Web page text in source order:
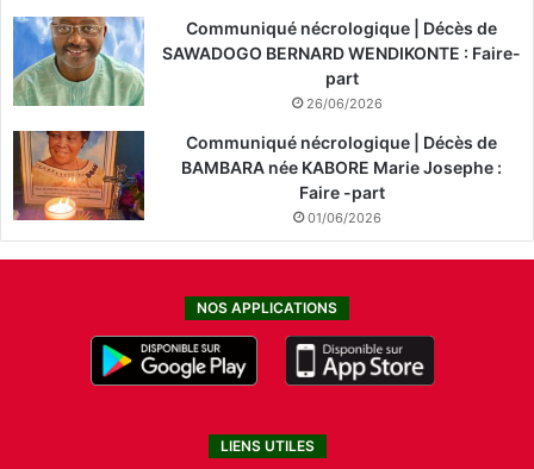
Communiqué nécrologique | Décès de
SAWADOGO BERNARD WENDIKONTE : Faire-
part
26/06/2026
Communiqué nécrologique | Décès de
BAMBARA née KABORE Marie Josephe :
Faire -part
01/06/2026
NOS APPLICATIONS
LIENS UTILES